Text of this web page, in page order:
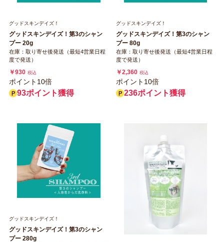
グッドスキンデイズ！
グッドスキンデイズ！第3のシャン
プー 20g
在庫：取り寄せ後発送（最短4営業日程
度で発送）
￥930 税込
ポイント10倍
93ポイント獲得
グッドスキンデイズ！
グッドスキンデイズ！第3のシャン
プー 80g
在庫：取り寄せ後発送（最短4営業日程
度で発送）
￥2,360 税込
ポイント10倍
236ポイント獲得
グッドスキンデイズ！
グッドスキンデイズ！第3のシャン
プー 280g